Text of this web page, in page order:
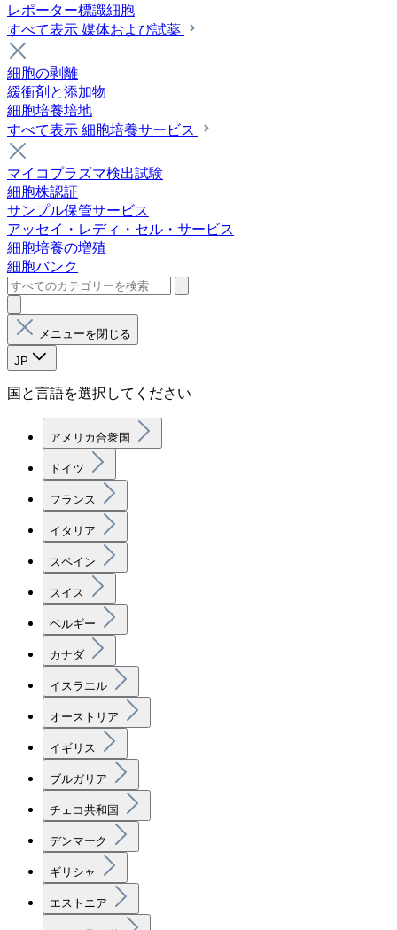
レポーター標識細胞
すべて表示 媒体および試薬
細胞の剥離
緩衝剤と添加物
細胞培養培地
すべて表示 細胞培養サービス
マイコプラズマ検出試験
細胞株認証
サンプル保管サービス
アッセイ・レディ・セル・サービス
細胞培養の増殖
細胞バンク
メニューを閉じる
JP
国と言語を選択してください
アメリカ合衆国
ドイツ
フランス
イタリア
スペイン
スイス
ベルギー
カナダ
イスラエル
オーストリア
イギリス
ブルガリア
チェコ共和国
デンマーク
ギリシャ
エストニア